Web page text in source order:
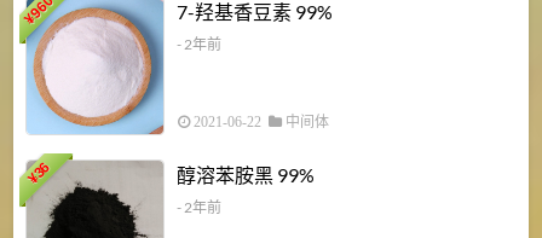
¥
960 7-羟基香豆素 99%
- 2年前
2021-06-22 中间体
¥
36 醇溶苯胺黑 99%
- 2年前